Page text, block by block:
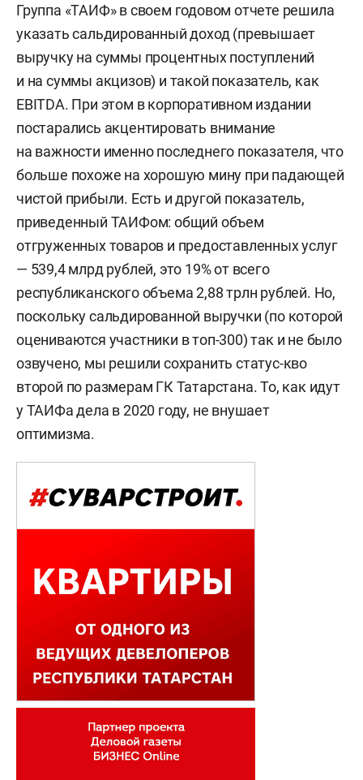
Группа «ТАИФ» в своем годовом отчете решила
указать сальдированный доход (превышает
выручку на суммы процентных поступлений
и на суммы акцизов) и такой показатель, как
EBITDA. При этом в корпоративном издании
постарались акцентировать внимание
на важности именно последнего показателя, что
больше похоже на хорошую мину при падающей
чистой прибыли. Есть и другой показатель,
приведенный ТАИФом: общий объем
отгруженных товаров и предоставленных услуг
— 539,4 млрд рублей, это 19% от всего
республиканского объема 2,88 трлн рублей. Но,
поскольку сальдированной выручки (по которой
оцениваются участники в топ-300) так и не было
озвучено, мы решили сохранить статус-кво
второй по размерам ГК Татарстана. То, как идут
у ТАИФа дела в 2020 году, не внушает
оптимизма.